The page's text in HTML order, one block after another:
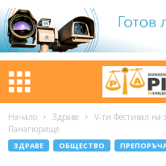
Начало Здраве
V-ти Фестивал на
Панагюрище
ЗДРАВЕ ОБЩЕСТВО